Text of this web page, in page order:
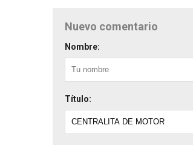
Nuevo comentario
Nombre:
Título: